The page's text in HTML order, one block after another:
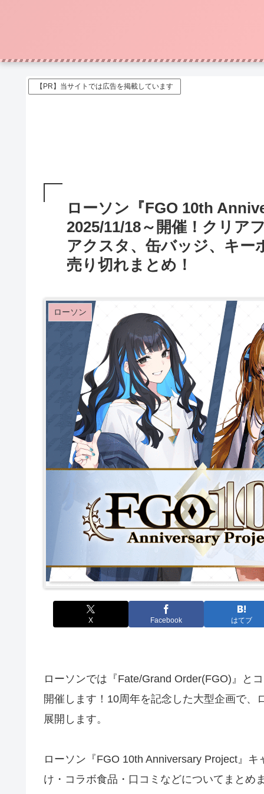
【PR】当サイトでは広告を掲載しています
ローソン『FGO 10th
2025/11/18～開催！クリア
アクスタ、缶バッジ、キー
売り切れまとめ！
ローソン
X Facebook はてブ
ローソンでは『Fate/Grand Order(FGO)』と
開催します！10周年を記念した大型企画で
展開します。
ローソン『FGO 10th Anniversary Project』
け・コラボ食品・口コミなどについてまとめ